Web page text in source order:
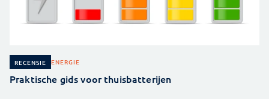
RECENSIE ENERGIE
Praktische gids voor thuisbatterijen